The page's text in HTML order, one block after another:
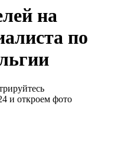
на
по
и откроем фото